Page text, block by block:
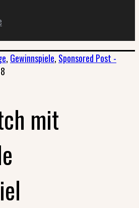
, Gewinnspiele, Sponsored Post -
mit